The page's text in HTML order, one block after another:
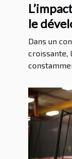
le
Dans un
croissante,